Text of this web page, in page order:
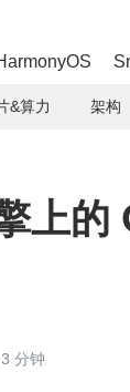
&算力 架构
上的
分钟